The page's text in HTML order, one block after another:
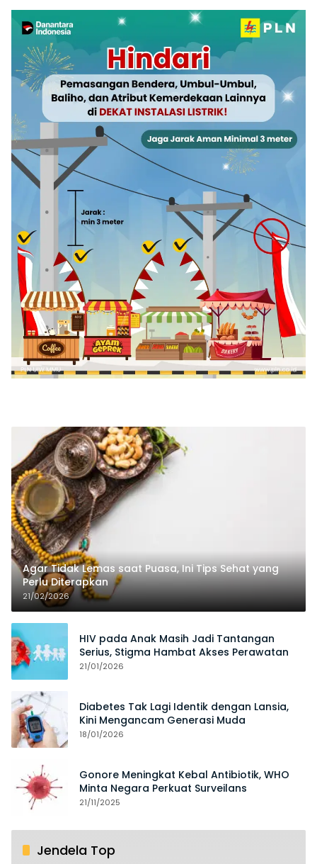
Agar Tidak Lemas saat Puasa, Ini Tips Sehat yang
Perlu Diterapkan
21/02/2026
HIV pada Anak Masih Jadi Tantangan
Serius, Stigma Hambat Akses Perawatan
21/01/2026
Diabetes Tak Lagi Identik dengan Lansia,
Kini Mengancam Generasi Muda
18/01/2026
Gonore Meningkat Kebal Antibiotik, WHO
Minta Negara Perkuat Surveilans
21/11/2025
Jendela Top